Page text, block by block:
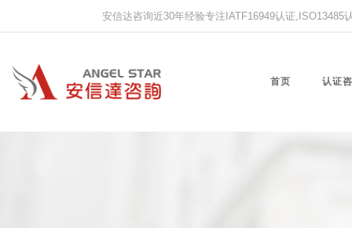
安信达咨询近30年经验专注IATF16949认证
首页 认证